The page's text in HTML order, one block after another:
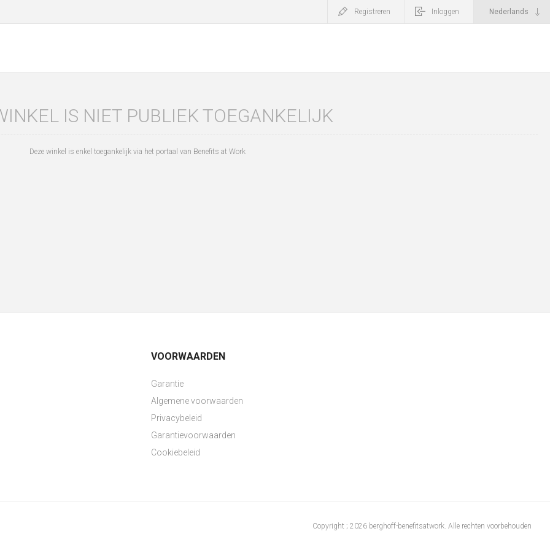
Registreren Inloggen
IS NIET PUBLIEK TOEGANKELIJK
Deze winkel is enkel toegankelijk via het portaal van Benefits at Work
VOORWAARDEN
Garantie
Algemene voorwaarden
Privacybeleid
Garantievoorwaarden
Cookiebeleid
Copyright ; 2026 berghoff-benefitsatwork. Alle rechten voorbehouden